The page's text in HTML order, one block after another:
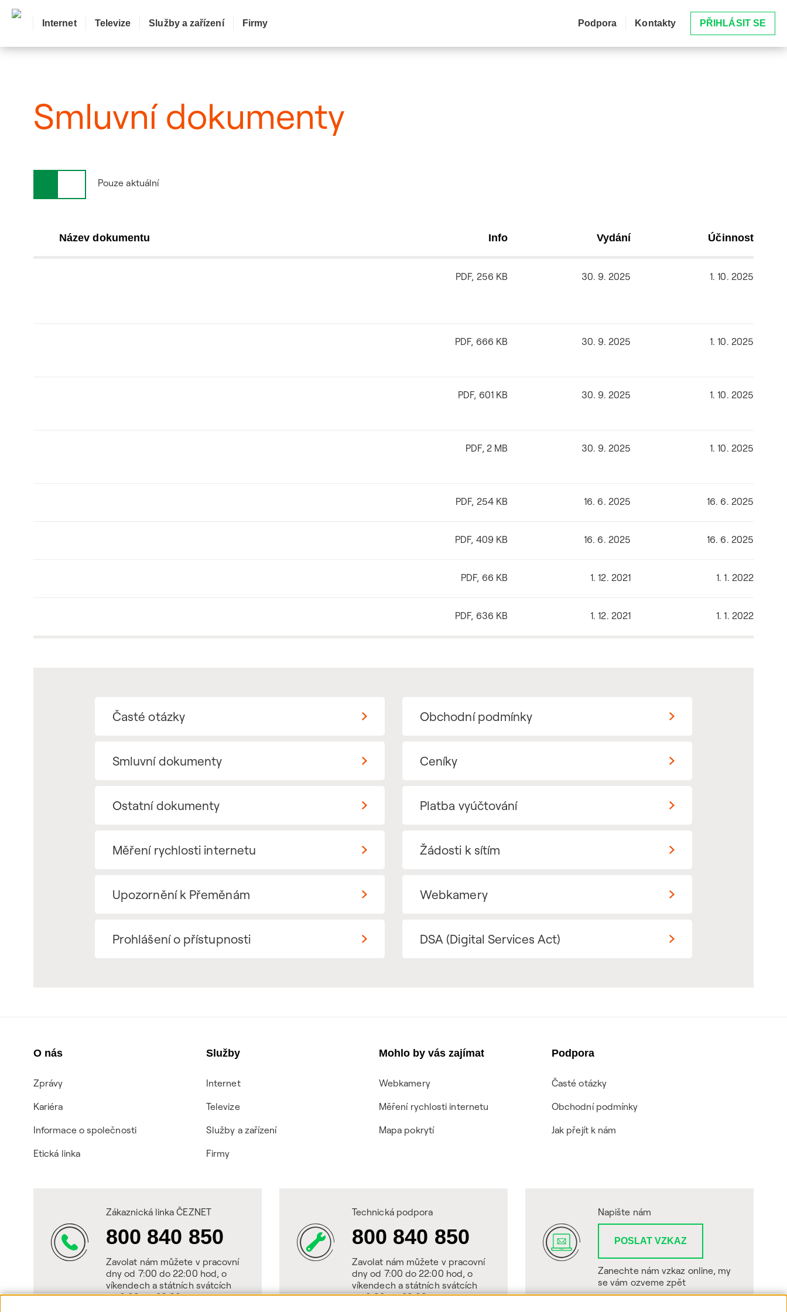
Internet Televize Služby a zařízení Firmy Podpora Kontakty PŘIHLÁSIT SE
Smluvní dokumenty
Pouze aktuální
Název dokumentu Info Vydání Účinnost
PDF, 256 KB 30. 9. 2025 1. 10. 2025
PDF, 666 KB 30. 9. 2025 1. 10. 2025
PDF, 601 KB 30. 9. 2025 1. 10. 2025
PDF, 2 MB 30. 9. 2025 1. 10. 2025
PDF, 254 KB 16. 6. 2025 16. 6. 2025
PDF, 409 KB 16. 6. 2025 16. 6. 2025
PDF, 66 KB 1. 12. 2021 1. 1. 2022
PDF, 636 KB 1. 12. 2021 1. 1. 2022
Časté otázky Obchodní podmínky
Smluvní dokumenty Ceníky
Ostatní dokumenty Platba vyúčtování
Měření rychlosti internetu Žádosti k sítím
Upozornění k Přeměnám Webkamery
Prohlášení o přístupnosti DSA (Digital Services Act)
: Smluvní dokumenty
O nás
Zprávy
Kariéra
Informace o společnosti
Etická linka
Služby
Internet
Televize
Služby a zařízení
Firmy
Mohlo by vás zajímat
Webkamery
Měření rychlosti internetu
Mapa pokrytí
Podpora
Časté otázky
Obchodní podmínky
Jak přejít k nám
Zákaznická linka ČEZNET
800 840 850
Zavolat nám můžete v pracovní
dny od 7:00 do 22:00 hod, o
víkendech a státních svátcích
od 8:00 do 20:00 hod.
Technická podpora
800 840 850
Zavolat nám můžete v pracovní
dny od 7:00 do 22:00 hod, o
víkendech a státních svátcích
od 8:00 do 20:00 hod.
Napište nám
POSLAT VZKAZ
Zanechte nám vzkaz online, my
se vám ozveme zpět